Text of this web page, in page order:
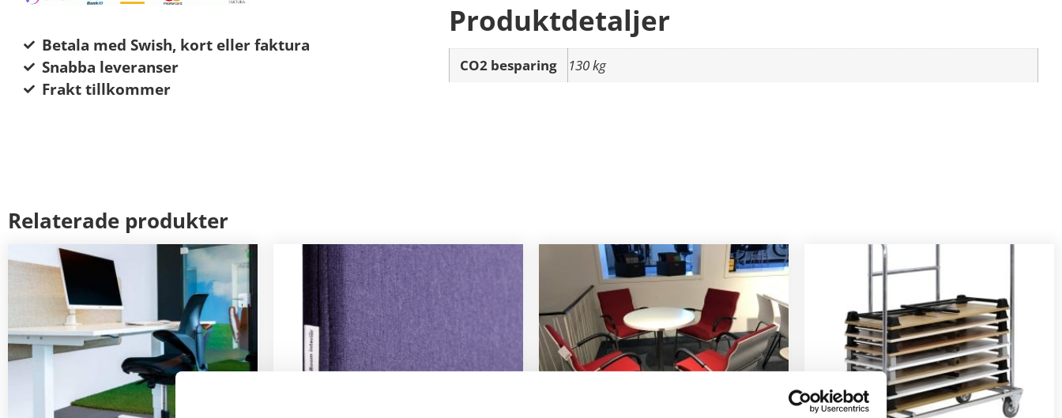
Betala med Swish, kort eller faktura
Snabba leveranser
Frakt tillkommer
Produktdetaljer
CO2 besparing 130 kg
Relaterade produkter